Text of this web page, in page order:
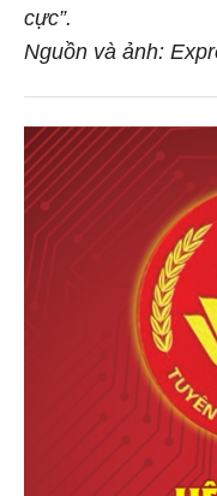
cực”.
Nguồn và ảnh: